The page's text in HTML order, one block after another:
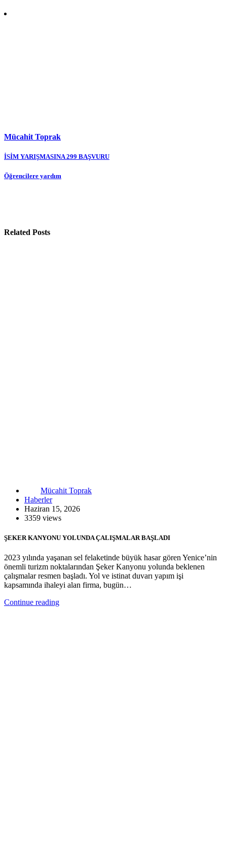
Mücahit Toprak
Yazı
gezinmesi
İSİM YARIŞMASINA 299 BAŞVURU
Öğrencilere yardım
Related Posts
Mücahit Toprak
Haberler
Haziran 15, 2026
3359 views
ŞEKER KANYONU YOLUNDA ÇALIŞMALAR BAŞLADI
2023 yılında yaşanan sel felaketinde büyük hasar gören Yenice’nin
önemli turizm noktalarından Şeker Kanyonu yolunda beklenen
çalışmalar resmen başladı. Yol ve istinat duvarı yapım işi
kapsamında ihaleyi alan firma, bugün…
Continue reading